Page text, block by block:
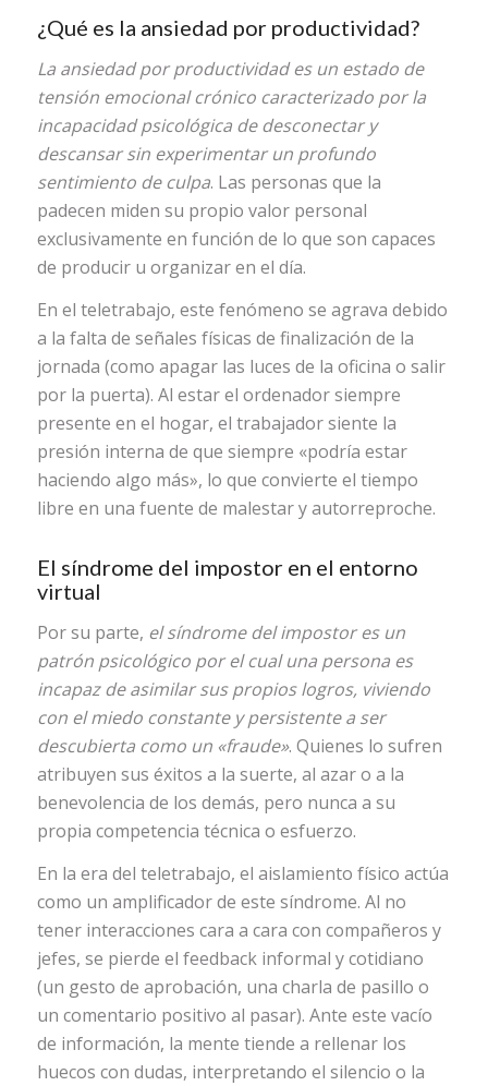
¿Qué es la ansiedad por productividad?
La ansiedad por productividad es un estado de
tensión emocional crónico caracterizado por la
incapacidad psicológica de desconectar y
descansar sin experimentar un profundo
sentimiento de culpa. Las personas que la
padecen miden su propio valor personal
exclusivamente en función de lo que son capaces
de producir u organizar en el día.
En el teletrabajo, este fenómeno se agrava debido
a la falta de señales físicas de finalización de la
jornada (como apagar las luces de la oficina o salir
por la puerta). Al estar el ordenador siempre
presente en el hogar, el trabajador siente la
presión interna de que siempre «podría estar
haciendo algo más», lo que convierte el tiempo
libre en una fuente de malestar y autorreproche.
El síndrome del impostor en el entorno
virtual
Por su parte, el síndrome del impostor es un
patrón psicológico por el cual una persona es
incapaz de asimilar sus propios logros, viviendo
con el miedo constante y persistente a ser
descubierta como un «fraude». Quienes lo sufren
atribuyen sus éxitos a la suerte, al azar o a la
benevolencia de los demás, pero nunca a su
propia competencia técnica o esfuerzo.
En la era del teletrabajo, el aislamiento físico actúa
como un amplificador de este síndrome. Al no
tener interacciones cara a cara con compañeros y
jefes, se pierde el feedback informal y cotidiano
(un gesto de aprobación, una charla de pasillo o
un comentario positivo al pasar). Ante este vacío
de información, la mente tiende a rellenar los
huecos con dudas, interpretando el silencio o la